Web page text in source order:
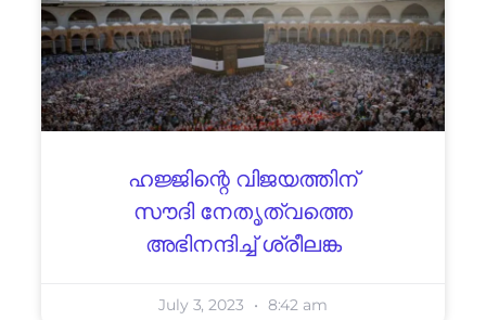
ഹജ്ജിന്റെ വിജയത്തിന്
സൗദി നേതൃത്വത്തെ
അഭിനന്ദിച്ച് ശ്രീലങ്ക
July 3, 2023 8:42 am